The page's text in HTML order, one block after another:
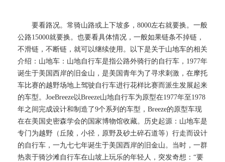
要看路况。常骑山路或上下坡多，8000左右就要换。一般
公路15000就要换。也要看具体情况，一般如果链条不掉链，
不滑链，不断链，就可以继续使用。以下是关于山地车的相关
介绍：山地车：山地自行车是指公路外骑行的自行车，1977年
诞生于美国西岸的旧金山，是美国青年为了寻求刺激，在摩托
车比赛的越野场地上驾驶自行车进行花样比赛而派生发展起来
的车型。JoeBreeze以Breeze山地自行车为原型在1977年至1978
年之间完成设计和制造了9个系列的车型，Breeze的原型车现
在在美国史密森学会的国家博物馆收藏。历史起源：山地车是
专门为越野（丘陵，小径，原野及砂土碎石道等）行走而设计
的自行车，一九七七年诞生于美国西岸的旧金山。当时，一群
热衷于骑沙滩自行车在山坡上玩乐的年轻人，突发奇想：“要